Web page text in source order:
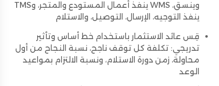
وينسق، WMS ينفذ أعمال المستودع والمتجر، وTMS
ينفذ التوجيه، الإرسال، التوصيل، والاستلام
قِس عائد الاستثمار باستخدام خط أساس وتأثير
تدريجي: تكلفة كل توقف ناجح، نسبة النجاح من أول
محاولة، زمن دورة الاستلام، ونسبة الالتزام بمواعيد
الوعد